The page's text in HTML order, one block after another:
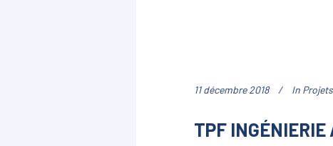
11 décembre 2018 In
TPF INGÉNIERIE